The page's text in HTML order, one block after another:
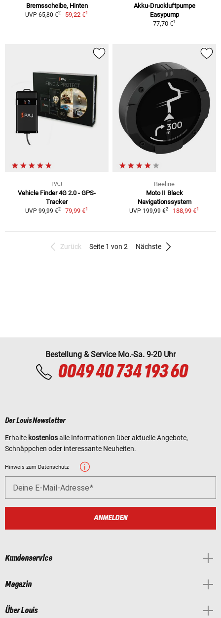
Bremsscheibe, Hinten
UVP 65,80 €2 59,22 €1
Akku-Druckluftpumpe
Easypump
77,70 €1
PAJ
Vehicle Finder 4G 2.0 - GPS-
Tracker
UVP 99,99 €2 79,99 €1
Beeline
Moto II Black
Navigationssystem
UVP 199,99 €2 188,99 €1
Zurück Seite 1 von 2 Nächste
Bestellung & Service Mo.-Sa. 9-20 Uhr
0049 40 734 193 60
Der Louis Newsletter
Erhalte kostenlosalle Informationen über aktuelle Angebote,
Schnäppchen oder interessante Neuheiten.
Hinweis zum Datenschutz
Deine E-Mail-Adresse
ANMELDEN
Kundenservice
Magazin
Über Louis